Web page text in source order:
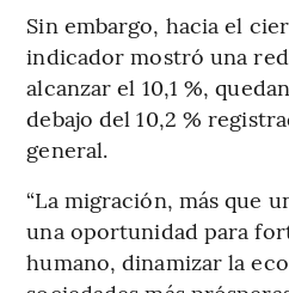
Sin embargo, hacia el
indicador mostró una
alcanzar el 10,1 %,
debajo del 10,2 %
general.
“La migración, más que
una oportunidad para
humano, dinamizar la